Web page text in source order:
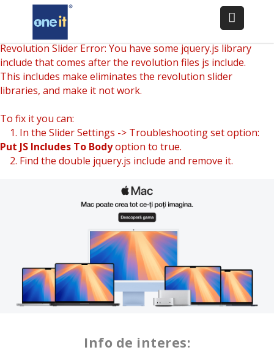
Revolution Slider Error: You have some jquery.js library
include that comes after the revolution files js include.
This includes make eliminates the revolution slider
libraries, and make it not work.
To fix it you can:
1. In the Slider Settings -> Troubleshooting set option:
Put JS Includes To Bodyoption to true.
2. Find the double jquery.js include and remove it.
Info de interes: